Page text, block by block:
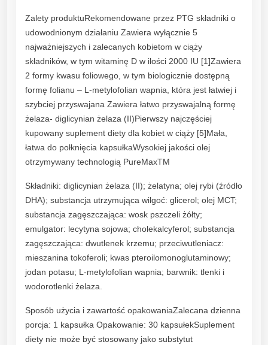
Zalety produktuRekomendowane przez PTG składniki o
udowodnionym działaniu Zawiera wyłącznie 5
najważniejszych i zalecanych kobietom w ciąży
składników, w tym witaminę D w ilości 2000 IU [1]Zawiera
2 formy kwasu foliowego, w tym biologicznie dostępną
formę folianu – L-metylofolian wapnia, która jest łatwiej i
szybciej przyswajana Zawiera łatwo przyswajalną formę
żelaza- diglicynian żelaza (II)Pierwszy najczęściej
kupowany suplement diety dla kobiet w ciąży [5]Mała,
łatwa do połknięcia kapsułkaWysokiej jakości olej
otrzymywany technologią PureMaxTM
Składniki: diglicynian żelaza (II); żelatyna; olej rybi (źródło
DHA); substancja utrzymująca wilgoć: glicerol; olej MCT;
substancja zagęszczająca: wosk pszczeli żółty;
emulgator: lecytyna sojowa; cholekalcyferol; substancja
zagęszczająca: dwutlenek krzemu; przeciwutleniacz:
mieszanina tokoferoli; kwas pteroilomonoglutaminowy;
jodan potasu; L-metylofolian wapnia; barwnik: tlenki i
wodorotlenki żelaza.
Sposób użycia i zawartość opakowaniaZalecana dzienna
porcja: 1 kapsułka Opakowanie: 30 kapsułekSuplement
diety nie może być stosowany jako substytut